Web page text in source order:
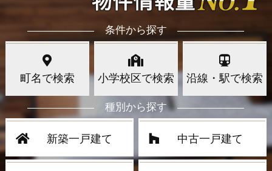
条件から探す
町名で検索 小学校区で検索 沿線・駅で検索
種別から探す
新築一戸建て 中古一戸建て